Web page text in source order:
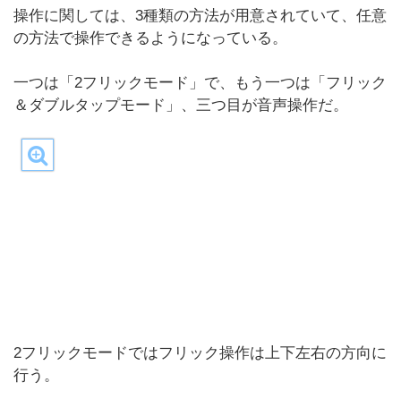
操作に関しては、3種類の方法が用意されていて、任意
の方法で操作できるようになっている。
一つは「2フリックモード」で、もう一つは「フリック
＆ダブルタップモード」、三つ目が音声操作だ。
2フリックモードではフリック操作は上下左右の方向に
行う。